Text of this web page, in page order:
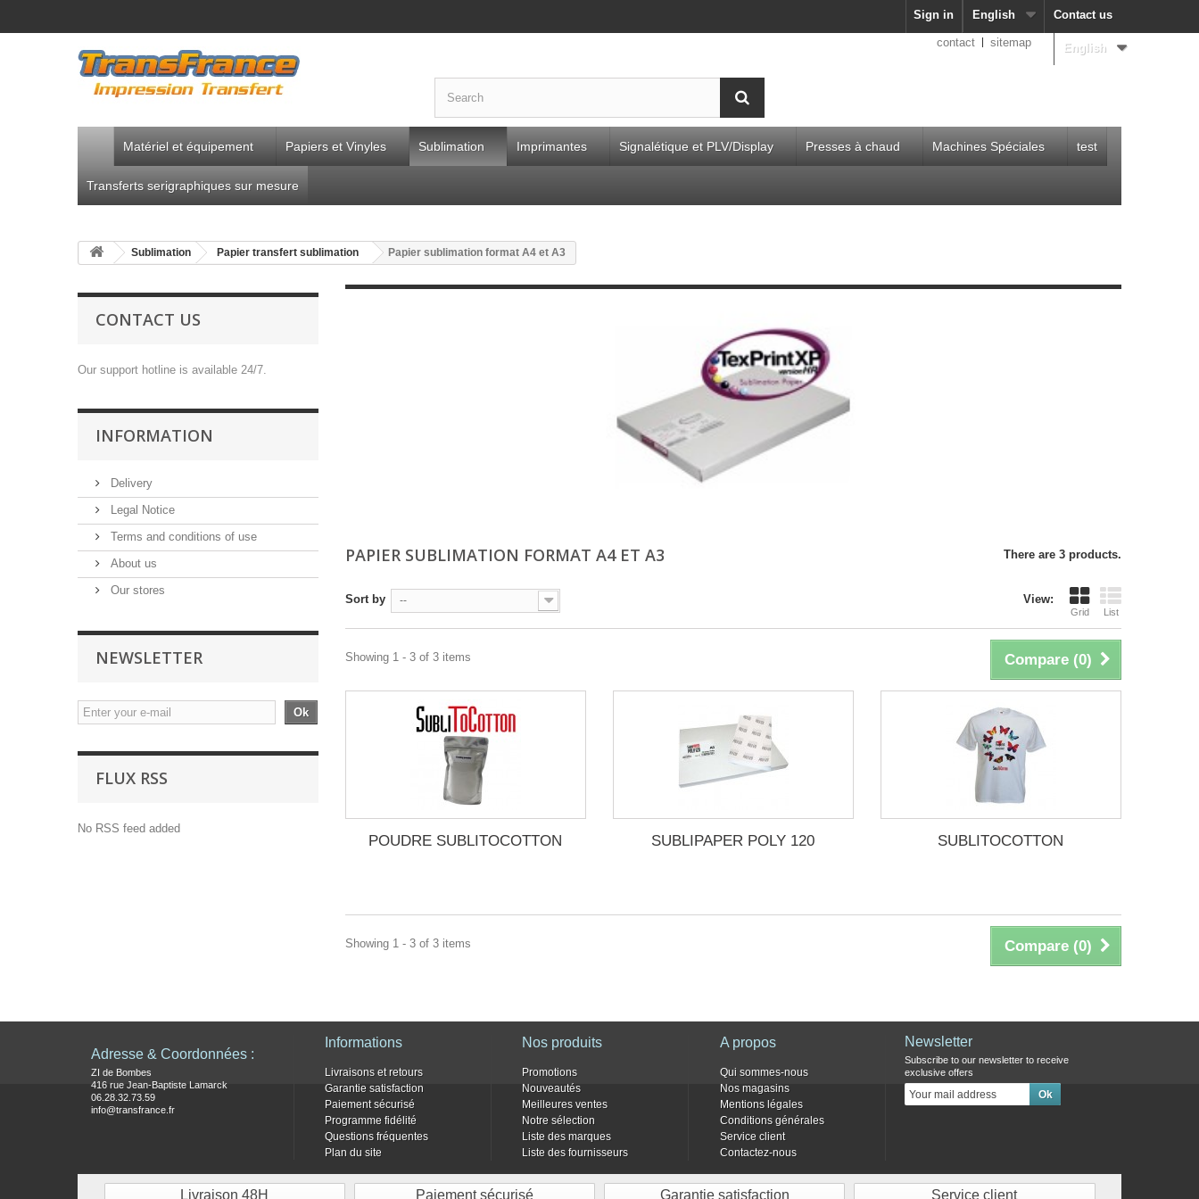
Contact us
English
Sign in
English
contact sitemap
Matériel et équipement Papiers et Vinyles Sublimation Imprimantes Signalétique et PLV/Display Presses à chaud Machines Spéciales test
Transferts serigraphiques sur mesure
Sublimation Papier transfert sublimation Papier sublimation format A4 et A3
CONTACT US
Our support hotline is available 24/7.
INFORMATION
Delivery
Legal Notice
Terms and conditions of use
About us
Our stores
NEWSLETTER
Ok
FLUX RSS
No RSS feed added
PAPIER SUBLIMATION FORMAT A4 ET A3 There are 3 products.
View:
Grid List
Sort by --
Compare (0)
Showing 1 - 3 of 3 items
POUDRE SUBLITOCOTTON SUBLIPAPER POLY 120 SUBLITOCOTTON
Compare (0)
Showing 1 - 3 of 3 items
Adresse & Coordonnées :
ZI de Bombes
416 rue Jean-Baptiste Lamarck
06.28.32.73.59
info@transfrance.fr
Informations
Livraisons et retours
Garantie satisfaction
Paiement sécurisé
Programme fidélité
Questions fréquentes
Plan du site
Nos produits
Promotions
Nouveautés
Meilleures ventes
Notre sélection
Liste des marques
Liste des fournisseurs
A propos
Qui sommes-nous
Nos magasins
Mentions légales
Conditions générales
Service client
Contactez-nous
Newsletter
Subscribe to our newsletter to receive
exclusive offers
Livraison 48H Paiement sécurisé Garantie satisfaction Service client